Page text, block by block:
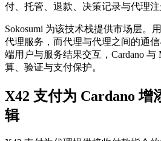
付、托管、退款、决策记录与代理注
Sokosumi 为该技术栈提供市场层。
代理服务，而代理与代理之间的通
端用户与服务结果交互，Cardano 与
算、验证与支付保护。
X42 支付为 Cardano 增
辑